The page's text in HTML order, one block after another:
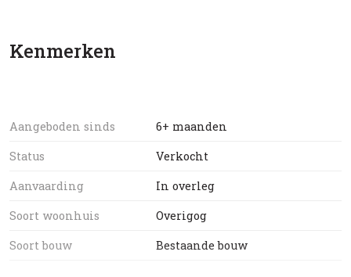
Kenmerken
Aangeboden sinds
6+ maanden
Status
Verkocht
Aanvaarding
In overleg
Soort woonhuis
Overigog
Soort bouw
Bestaande bouw